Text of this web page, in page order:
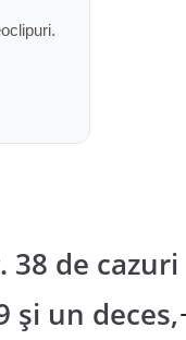
38 de cazuri
şi un deces,